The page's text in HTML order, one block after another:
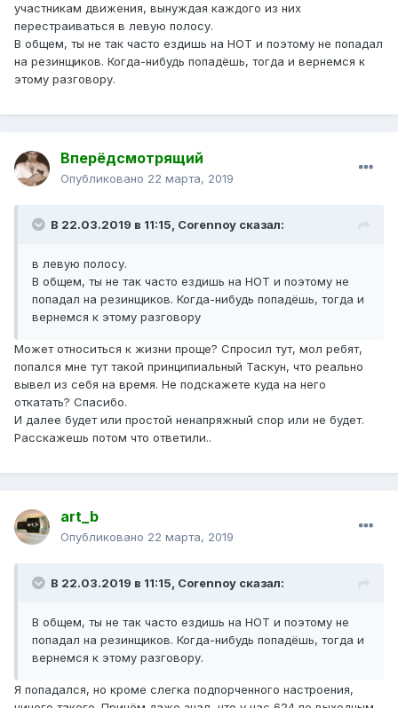
участникам движения, вынуждая каждого из них
перестраиваться в левую полосу.
В общем, ты не так часто ездишь на НОТ и поэтому не попадал
на резинщиков. Когда-нибудь попадёшь, тогда и вернемся к
этому разговору.
Вперёдсмотрящий
Опубликовано 22 марта, 2019
В 22.03.2019 в 11:15, Corennoy сказал:
в левую полосу.
В общем, ты не так часто ездишь на НОТ и поэтому не
попадал на резинщиков. Когда-нибудь попадёшь, тогда и
вернемся к этому разговору
Может относиться к жизни проще? Спросил тут, мол ребят,
попался мне тут такой принципиальный Таскун, что реально
вывел из себя на время. Не подскажете куда на него
откатать? Спасибо.
И далее будет или простой ненапряжный спор или не будет.
Расскажешь потом что ответили..
art_b
Опубликовано 22 марта, 2019
В 22.03.2019 в 11:15, Corennoy сказал:
В общем, ты не так часто ездишь на НОТ и поэтому не
попадал на резинщиков. Когда-нибудь попадёшь, тогда и
вернемся к этому разговору.
Я попадался, но кроме слегка подпорченного настроения,